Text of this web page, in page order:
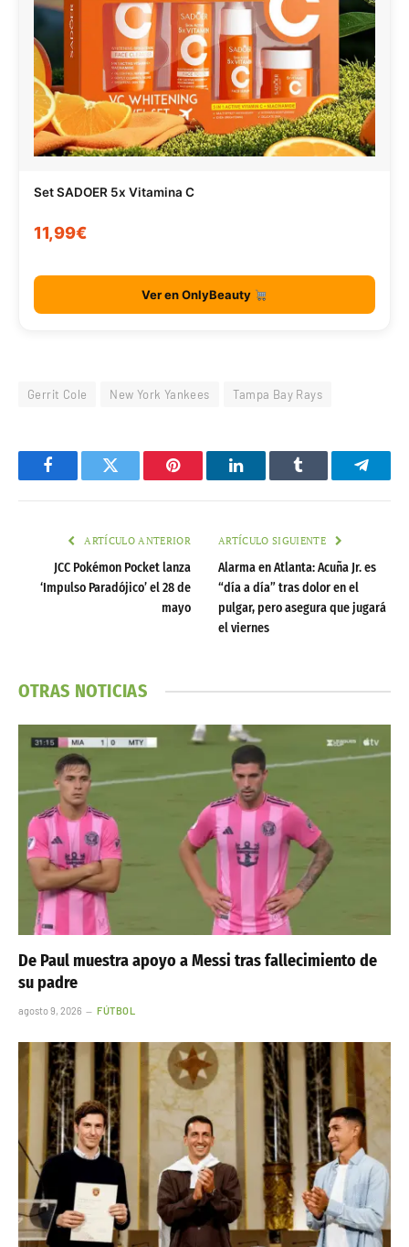
Set SADOER 5x Vitamina C
11,99€
Ver en OnlyBeauty
Gerrit Cole New York Yankees Tampa Bay Rays
FacebookTwitter Pinterest LinkedInTumblr
ARTÍCULO ANTERIOR
JCC Pokémon Pocket lanza
‘Impulso Paradójico’ el 28 de
mayo
ARTÍCULO SIGUIENTE
Alarma en Atlanta: Acuña Jr. es
“día a día” tras dolor en el
pulgar, pero asegura que jugará
el viernes
OTRAS NOTICIAS
De Paul muestra apoyo a Messi tras fallecimiento de
su padre
agosto 9, 2026 FÚTBOL